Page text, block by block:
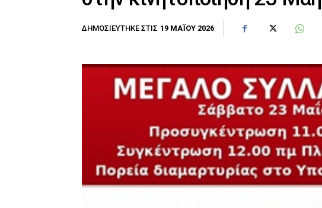
ΔΗΜΟΣΙΕΎΤΗΚΕ ΣΤΙΣ 19 ΜΑΪ́ΟΥ 2026